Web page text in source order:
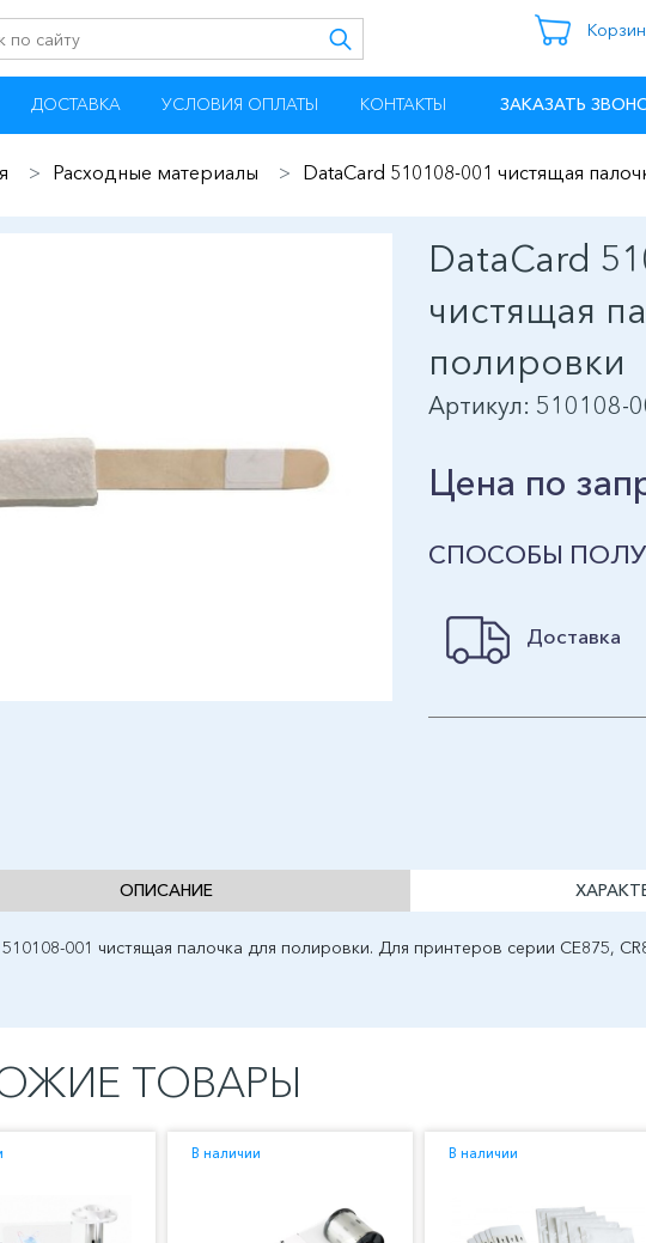
ДОСТАВКА УСЛОВИЯ ОПЛАТЫ КОНТАКТЫ ЗАКАЗАТЬ
Расходные материалы DataCard 510108-001 чистящая
DataCard
чистящая
полировки
Артикул: 510108-
Цена по
СПОСОБЫ
Доставка
ОПИСАНИЕ
001 чистящая палочка для полировки. Для принтеров серии CE875,
ТОВАРЫ
В наличии В наличии